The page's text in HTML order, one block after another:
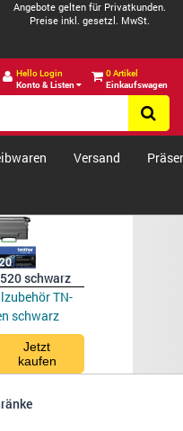
Angebote gelten für Privatkunden.
Preise inkl. gesetzl. MwSt.
Hello Login
Konto & Listen
0 Artikel
Einkaufswagen
Versand
schwarz
TN-
schwarz
Jetzt
kaufen